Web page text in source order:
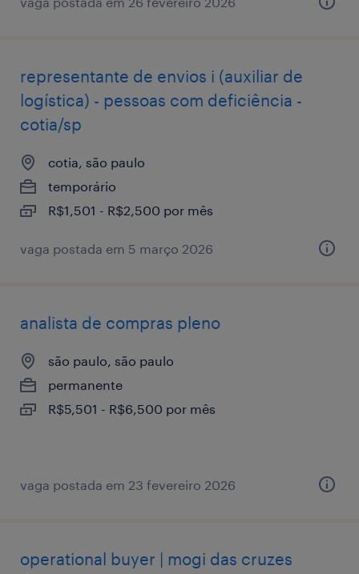
representante de envios i (auxiliar de
logística) - pessoas com deficiência -
cotia/sp
cotia, são paulo
temporário
R$1,501 - R$2,500 por mês
vaga postada em 5 março 2026
analista de compras pleno
são paulo, são paulo
permanente
R$5,501 - R$6,500 por mês
vaga postada em 23 fevereiro 2026
operational buyer | mogi das cruzes